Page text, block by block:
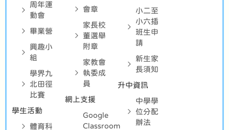
周年運
動會
畢業營
興趣小
組
學界九
北田徑
比賽
學生活動
體育科
會章
家長校
董選舉
附章
家教會
執委成
員
網上支援
Google
Classroom
小二至
小六插
班生申
請
新生家
長須知
升中資訊
中學學
位分配
辦法